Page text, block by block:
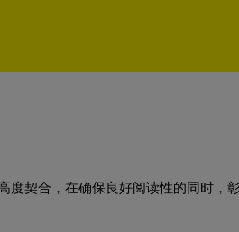
契合，在确保良好阅读性的同时